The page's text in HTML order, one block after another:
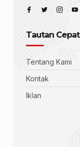
Tautan Cepat
Tentang Kami
Kontak
Iklan